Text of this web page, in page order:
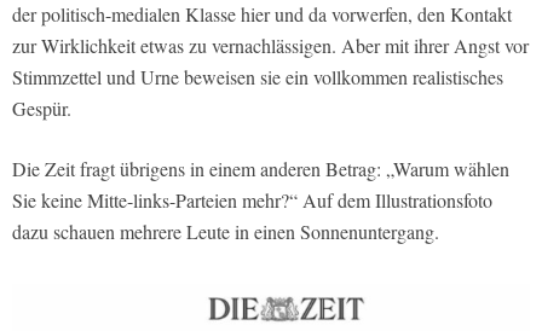
der politisch-medialen Klasse hier und da vorwerfen, den Kontakt
zur Wirklichkeit etwas zu vernachlässigen. Aber mit ihrer Angst vor
Stimmzettel und Urne beweisen sie ein vollkommen realistisches
Gespür.
Die Zeit fragt übrigens in einem anderen Betrag: „Warum wählen
Sie keine Mitte-links-Parteien mehr?“ Auf dem Illustrationsfoto
dazu schauen mehrere Leute in einen Sonnenuntergang.